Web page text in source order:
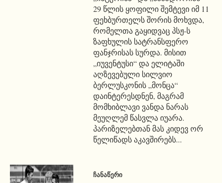
29 წლის ყოფილი შემტევი იმ 11
ფეხბურთელს შორის მოხვდა,
რომელთა გაყიდვაც პსჟ-ს
ზაფხულის სატრანსფერო
ფანჯრისას სურდა. მისით
„იუვენტუსი“ და ელიტაში
აღზევებული სილვიო
ბერლუსკონის „მონცა“
დაინტერესდნენ, მაგრამ
მომხიბლავი ვანდა ნარას
მეუღლემ წასვლა იუარა.
პარიზელებთან მას კიდევ ორ
წელიწადს აკავშირებს...
ᲩᲐᲜᲐᲬᲔᲠᲘ